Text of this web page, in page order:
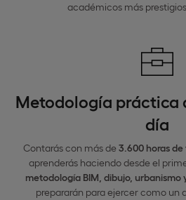
académicos más
Metodología práctica
día
Contarás con más de 3.600 horas
aprenderás haciendo desde el
metodología BIM, dibujo, urbanismo
prepararán para ejercer como un